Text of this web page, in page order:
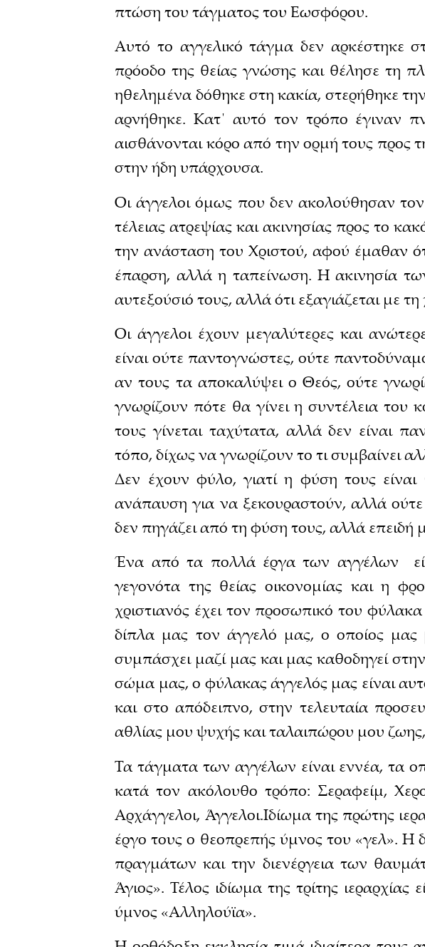
πτώση του τάγματος του Εωσφόρου.
Αυτό το αγγελικό τάγμα δεν αρκέστηκε
πρόοδο της θείας γνώσης και θέλησε τη
ηθελημένα δόθηκε στη κακία, στερήθηκε
αρνήθηκε. Κατ΄ αυτό τον τρόπο έγιναν
αισθάνονται κόρο από την ορμή τους προς
στην ήδη υπάρχουσα.
Οι άγγελοι όμως που δεν ακολούθησαν
τέλειας ατρεψίας και ακινησίας προς το
την ανάσταση του Χριστού, αφού έμαθαν
έπαρση, αλλά η ταπείνωση. Η ακινησία
αυτεξούσιό τους, αλλά ότι εξαγιάζεται με
Οι άγγελοι έχουν μεγαλύτερες και
είναι ούτε παντογνώστες, ούτε
αν τους τα αποκαλύψει ο Θεός, ούτε
γνωρίζουν πότε θα γίνει η συντέλεια
τους γίνεται ταχύτατα, αλλά δεν είναι
τόπο, δίχως να γνωρίζουν το τι συμβαίνει
Δεν έχουν φύλο, γιατί η φύση τους
ανάπαυση για να ξεκουραστούν, αλλά
δεν πηγάζει από τη φύση τους, αλλά επειδή
Ένα από τα πολλά έργα των αγγέλων
γεγονότα της θείας οικονομίας και η
χριστιανός έχει τον προσωπικό του
δίπλα μας τον άγγελό μας, ο οποίος
συμπάσχει μαζί μας και μας καθοδηγεί
σώμα μας, ο φύλακας άγγελός μας είναι
και στο απόδειπνο, στην τελευταία
αθλίας μου ψυχής και ταλαιπώρου μου
Τα τάγματα των αγγέλων είναι εννέα, τα
κατά τον ακόλουθο τρόπο: Σεραφείμ,
Αρχάγγελοι, Άγγελοι.Ιδίωμα της πρώτης
έργο τους ο θεοπρεπής ύμνος του «γελ». Η
πραγμάτων και την διενέργεια των
Άγιος». Τέλος ιδίωμα της τρίτης
ύμνος «Αλληλούϊα».